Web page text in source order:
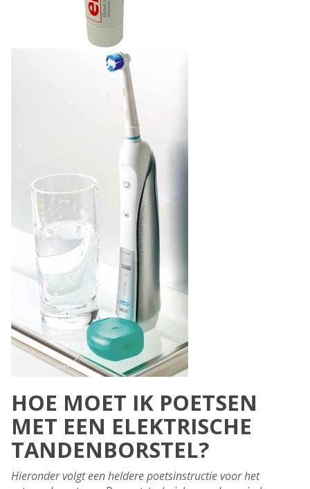
HOE MOET IK POETSEN
MET EEN ELEKTRISCHE
TANDENBORSTEL?
Hieronder volgt een heldere poetsinstructie voor het